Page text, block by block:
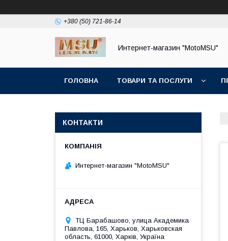
+380 (50) 721-86-14
Интернет-магазин "MotoMSU"
ГОЛОВНА ТОВАРИ ТА ПОСЛУГИ
КОНТАКТИ
Интернет-магазин "MotoMSU"
ТЦ Барабашово, улица Академика
Павлова, 165, Харьков, Харьковская
область, 61000, Харків, Україна